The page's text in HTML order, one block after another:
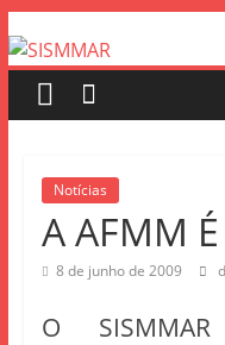
Notícias
A AFMM
8 de junho de 2009
O